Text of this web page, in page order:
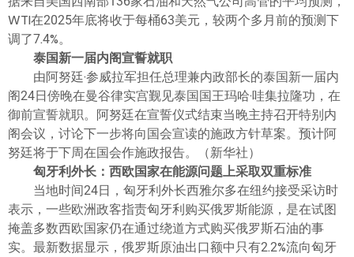
WTI在2025年底将收于每桶63美元，较两个多月前的预测下
调了7.4%。
泰国新一届内阁宣誓就职
由阿努廷·参威拉军担任总理兼内政部长的泰国新一届内
阁24日傍晚在曼谷律实宫觐见泰国国王玛哈·哇集拉隆功，在
御前宣誓就职。阿努廷在宣誓仪式结束当晚主持召开特别内
阁会议，讨论下一步将向国会宣读的施政方针草案。预计阿
努廷将于下周在国会作施政报告。（新华社）
匈牙利外长：西欧国家在能源问题上采取双重标准
当地时间24日，匈牙利外长西雅尔多在纽约接受采访时
表示，一些欧洲政客指责匈牙利购买俄罗斯能源，是在试图
掩盖多数西欧国家仍在通过绕道方式购买俄罗斯石油的事
实。最新数据显示，俄罗斯原油出口额中只有2.2%流向匈牙